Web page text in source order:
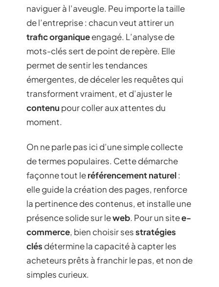
naviguer à l’aveugle. Peu importe la taille
de l’entreprise : chacun veut attirer un
trafic organiqueengagé. L’analyse de
mots-clés sert de point de repère. Elle
permet de sentir les tendances
émergentes, de déceler les requêtes qui
transforment vraiment, et d’ajuster le
contenu pour coller aux attentes du
moment.
On ne parle pas ici d’une simple collecte
de termes populaires. Cette démarche
façonne tout leréférencement naturel:
elle guide la création des pages, renforce
la pertinence des contenus, et installe une
présence solide sur leweb. Pour un sitee-
commerce, bien choisir sesstratégies
clés détermine la capacité à capter les
acheteurs prêts à franchir le pas, et non de
simples curieux.